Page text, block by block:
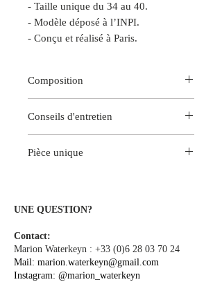
- Taille unique du 34 au 40.
- Modèle déposé à l’INPI.
- Conçu et réalisé à Paris.
Composition
Conseils d'entretien
couleurs, nous vous conseillons un
température.
Pièce unique
exclusif créé entièrement à Versailles.
UNE QUESTION?
Contact:
Marion Waterkeyn : +33 (0)6 28 03 70 24
Mail: marion.waterkeyn@gmail.com
Instagram: @marion_waterkeyn